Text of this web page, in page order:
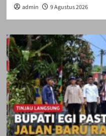
admin 9 Agustus 2026